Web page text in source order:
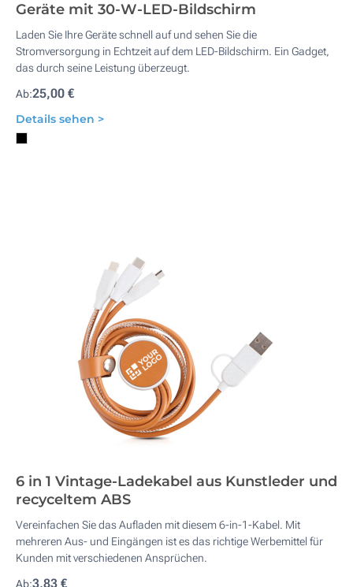
Geräte mit 30-W-LED-Bildschirm
Laden Sie Ihre Geräte schnell auf und sehen Sie die
Stromversorgung in Echtzeit auf dem LED-Bildschirm. Ein Gadget,
das durch seine Leistung überzeugt.
Ab:25,00 €
Details sehen >
6 in 1 Vintage-Ladekabel aus Kunstleder und
recyceltem ABS
Vereinfachen Sie das Aufladen mit diesem 6-in-1-Kabel. Mit
mehreren Aus- und Eingängen ist es das richtige Werbemittel für
Kunden mit verschiedenen Ansprüchen.
Ab:3,83 €